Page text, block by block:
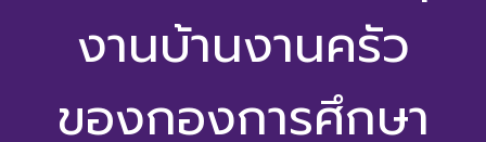
งานบ้านงานครัว
ของกองการศึกษา